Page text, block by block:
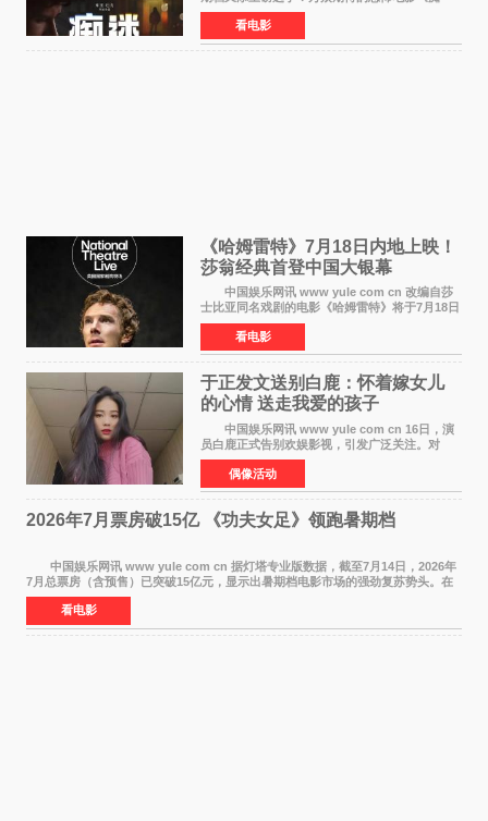
迷》今日正式官宣定档，将于7月24日登陆内地各
大院线。这部被业内专家誉为新世代爆款恐怖电
影的作品，将为
看电影
《哈姆雷特》7月18日内地上映！
莎翁经典首登中国大银幕
中国娱乐网讯 www yule com cn 改编自莎
士比亚同名戏剧的电影《哈姆雷特》将于7月18日
在中国内地上映。这部跨越四百年的文学经典被
搬上大银幕，为观众带来一场视觉与听觉的双重
盛宴。 《
看电影
于正发文送别白鹿：怀着嫁女儿
的心情 送走我爱的孩子
中国娱乐网讯 www yule com cn 16日，演
员白鹿正式告别欢娱影视，引发广泛关注。对
此，欢娱影视创始人于正在社交平台发文回应，
字里行间流露不舍与祝福。 于正透露，以前
每次有演员到期不
偶像活动
2026年7月票房破15亿 《功夫女足》领跑暑期档
中国娱乐网讯 www yule com cn 据灯塔专业版数据，截至7月14日，2026年
7月总票房（含预售）已突破15亿元，显示出暑期档电影市场的强劲复苏势头。在
众多上映影片中，《功夫女足》《小黄人与大
看电影